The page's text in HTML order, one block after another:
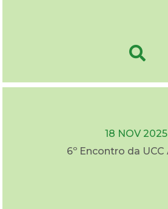
18 NOV 2025
6º Encontro da